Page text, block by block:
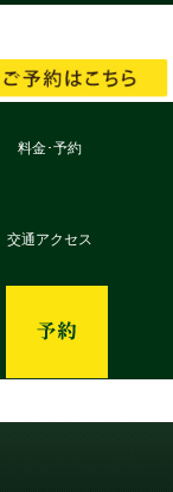
料金･予約
交通アクセス
宿泊案内